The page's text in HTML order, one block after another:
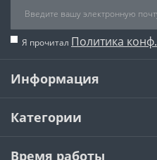
Я прочитал Политика конф.
Информация
Категории
Время работы